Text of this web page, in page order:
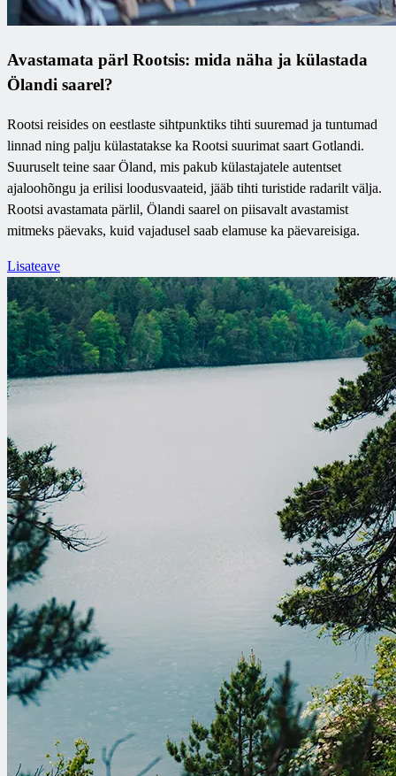
Avastamata pärl Rootsis: mida näha ja külastada
Ölandi saarel?
Rootsi reisides on eestlaste sihtpunktiks tihti suuremad ja tuntumad
linnad ning palju külastatakse ka Rootsi suurimat saart Gotlandi.
Suuruselt teine saar Öland, mis pakub külastajatele autentset
ajaloohõngu ja erilisi loodusvaateid, jääb tihti turistide radarilt välja.
Rootsi avastamata pärlil, Ölandi saarel on piisavalt avastamist
mitmeks päevaks, kuid vajadusel saab elamuse ka päevareisiga.
Lisateave